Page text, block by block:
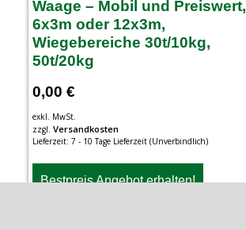
Waage – Mobil und Preiswert,
6x3m oder 12x3m,
Wiegebereiche 30t/10kg,
50t/20kg
0,00 €
exkl. MwSt.
zzgl. Versandkosten
Lieferzeit: 7 - 10 Tage Lieferzeit (Unverbindlich)
Bestpreis Angebot erhalten!